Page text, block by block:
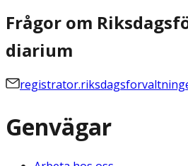
Frågor om
diarium
Genvägar